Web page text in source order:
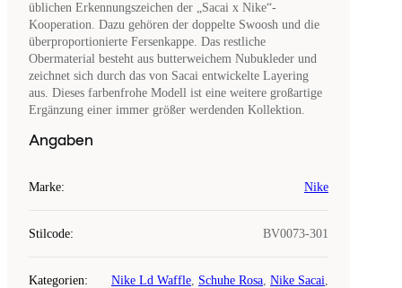
üblichen Erkennungszeichen der „Sacai x Nike“-
Kooperation. Dazu gehören der doppelte Swoosh und die
überproportionierte Fersenkappe. Das restliche
Obermaterial besteht aus butterweichem Nubukleder und
zeichnet sich durch das von Sacai entwickelte Layering
aus. Dieses farbenfrohe Modell ist eine weitere großartige
Ergänzung einer immer größer werdenden Kollektion.
Angaben
Marke: Nike
Stilcode: BV0073-301
Kategorien: Nike Ld Waffle, Schuhe Rosa, Nike Sacai,